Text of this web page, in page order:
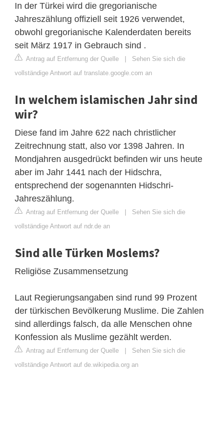
In der Türkei wird die gregorianische
Jahreszählung offiziell seit 1926 verwendet,
obwohl gregorianische Kalenderdaten bereits
seit März 1917 in Gebrauch sind .
Antrag auf Entfernung der Quelle | Sehen Sie sich die
vollständige Antwort auf translate.google.com an
In welchem islamischen Jahr sind
wir?
Diese fand im Jahre 622 nach christlicher
Zeitrechnung statt, also vor 1398 Jahren. In
Mondjahren ausgedrückt befinden wir uns heute
aber im Jahr 1441 nach der Hidschra,
entsprechend der sogenannten Hidschri-
Jahreszählung.
Antrag auf Entfernung der Quelle | Sehen Sie sich die
vollständige Antwort auf ndr.de an
Sind alle Türken Moslems?
Religiöse Zusammensetzung
Laut Regierungsangaben sind rund 99 Prozent
der türkischen Bevölkerung Muslime. Die Zahlen
sind allerdings falsch, da alle Menschen ohne
Konfession als Muslime gezählt werden.
Antrag auf Entfernung der Quelle | Sehen Sie sich die
vollständige Antwort auf de.wikipedia.org an